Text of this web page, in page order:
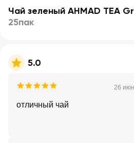
Чай зеленый AHMAD TEA
25пак
5.0
26
отличный чай